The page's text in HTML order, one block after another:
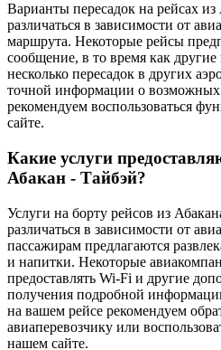
Варианты пересадок на рейсах
различаться в зависимости от
маршрута. Некоторые рейсы
сообщение, в то время как
несколько пересадок в других
точной информации о возможных
рекомендуем воспользоваться
сайте.
Какие услуги
Абакан - Тайбэй?
Услуги на борту рейсов из
различаться в зависимости от
пассажирам предлагаются
и напитки. Некоторые
предоставлять Wi-Fi и другие
получения подробной
на вашем рейсе рекомендуем
авиаперевозчику или
нашем сайте.